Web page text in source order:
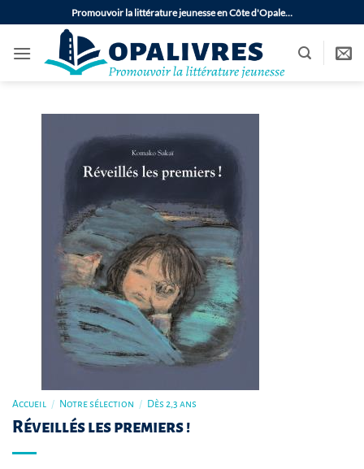
au
contenu
Promouvoir la littérature jeunesse en Côte d'Opale…
Accueil / Notre sélection / Dès 2,3 ans
Réveillés les premiers !